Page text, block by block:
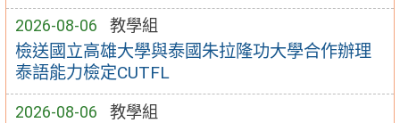
2026-08-06 教學組
檢送國立高雄大學與泰國朱拉隆功大學合作辦理
泰語能力檢定CUTFL
2026-08-06 教學組